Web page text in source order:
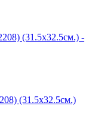
(31.5x32.5см.)